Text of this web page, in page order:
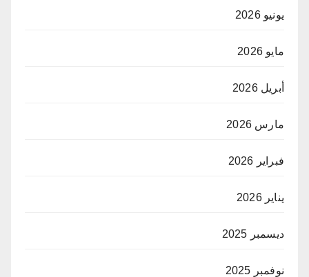
يونيو 2026
مايو 2026
أبريل 2026
مارس 2026
فبراير 2026
يناير 2026
ديسمبر 2025
نوفمبر 2025